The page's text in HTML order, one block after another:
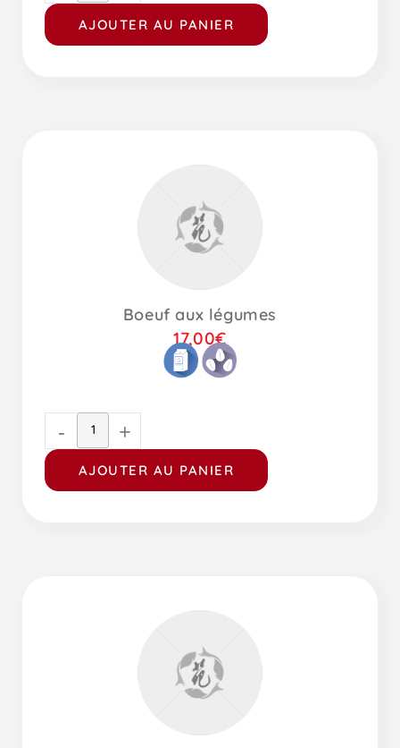
AJOUTER AU PANIER
Boeuf aux légumes
17,00€
- +
AJOUTER AU PANIER